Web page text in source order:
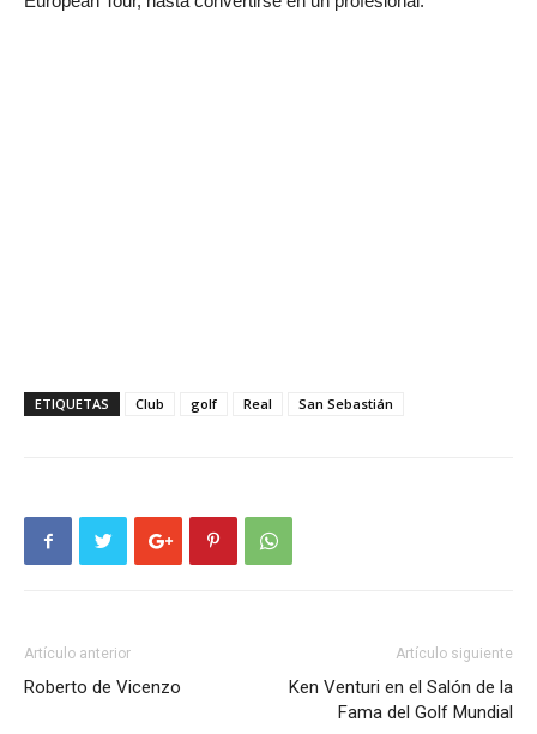
ETIQUETAS Club golf Real San Sebastián
Artículo anterior
Roberto de Vicenzo
Artículo siguiente
Ken Venturi en el Salón de la
Fama del Golf Mundial